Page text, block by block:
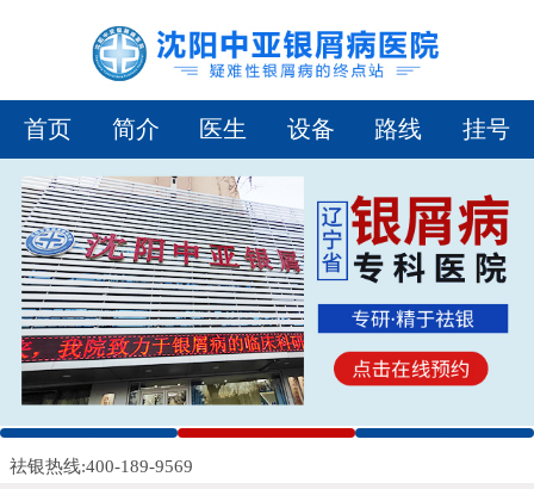
首页 简介 医生 设备 路线 挂号
1 2 3
祛银热线:400-189-9569